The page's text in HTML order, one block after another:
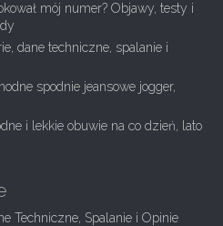
mój numer? Objawy, testy i
dane techniczne, spalanie i
spodnie jeansowe jogger,
i lekkie obuwie na co dzień, lato
Techniczne, Spalanie i Opinie